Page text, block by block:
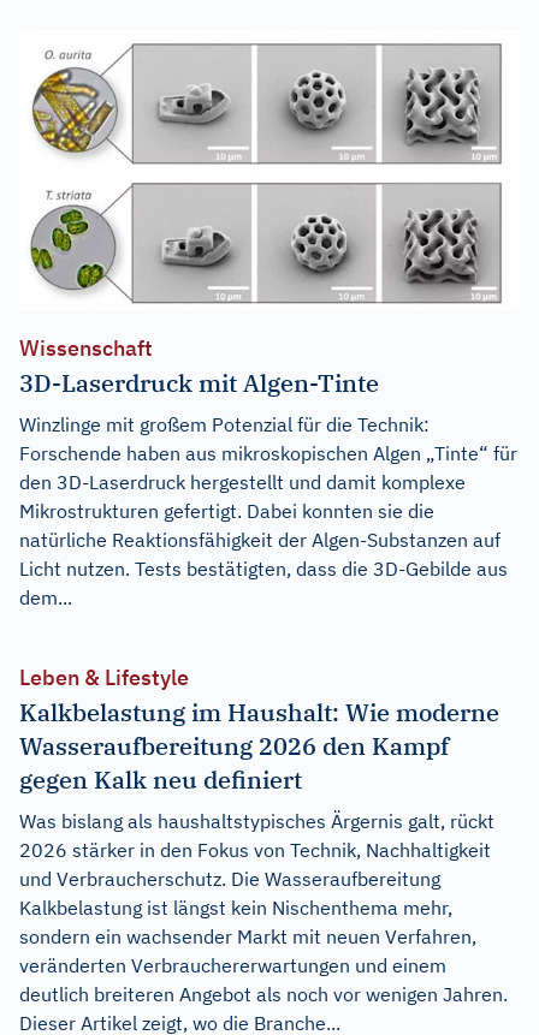
Wissenschaft
3D-Laserdruck mit Algen-Tinte
Winzlinge mit großem Potenzial für die Technik:
Forschende haben aus mikroskopischen Algen „Tinte“ für
den 3D-Laserdruck hergestellt und damit komplexe
Mikrostrukturen gefertigt. Dabei konnten sie die
natürliche Reaktionsfähigkeit der Algen-Substanzen auf
Licht nutzen. Tests bestätigten, dass die 3D-Gebilde aus
dem...
Leben & Lifestyle
Kalkbelastung im Haushalt: Wie moderne
Wasseraufbereitung 2026 den Kampf
gegen Kalk neu definiert
Was bislang als haushaltstypisches Ärgernis galt, rückt
2026 stärker in den Fokus von Technik, Nachhaltigkeit
und Verbraucherschutz. Die Wasseraufbereitung
Kalkbelastung ist längst kein Nischenthema mehr,
sondern ein wachsender Markt mit neuen Verfahren,
veränderten Verbrauchererwartungen und einem
deutlich breiteren Angebot als noch vor wenigen Jahren.
Dieser Artikel zeigt, wo die Branche...